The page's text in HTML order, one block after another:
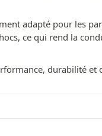
adapté pour les
ce qui rend la
durabilité et